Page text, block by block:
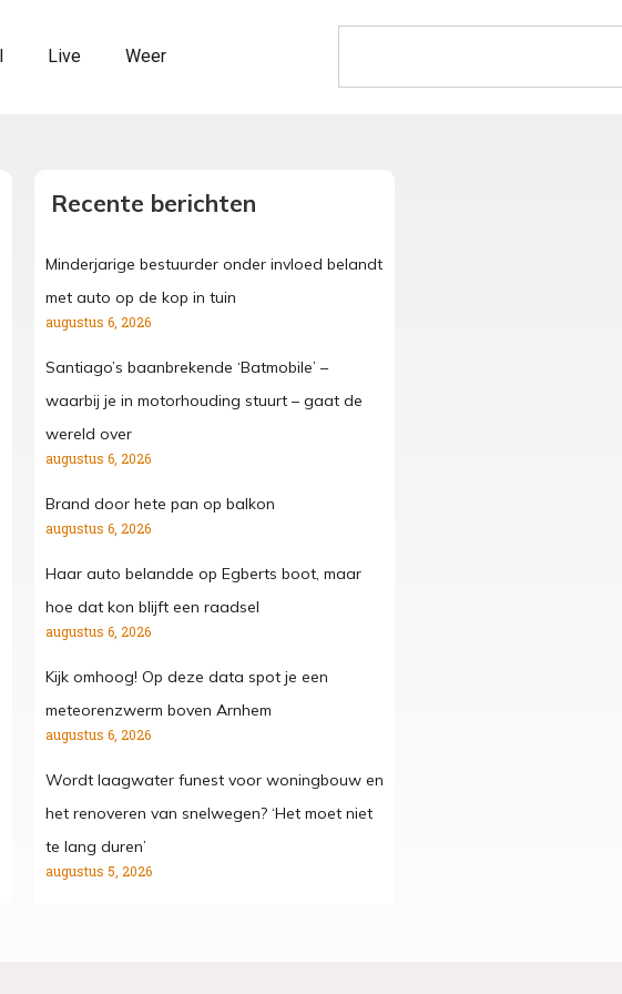
Live Weer
Recente berichten
Minderjarige bestuurder onder invloed belandt
met auto op de kop in tuin
augustus 6, 2026
Santiago’s baanbrekende ‘Batmobile’ –
waarbij je in motorhouding stuurt – gaat de
wereld over
augustus 6, 2026
Brand door hete pan op balkon
augustus 6, 2026
Haar auto belandde op Egberts boot, maar
hoe dat kon blijft een raadsel
augustus 6, 2026
Kijk omhoog! Op deze data spot je een
meteorenzwerm boven Arnhem
augustus 6, 2026
Wordt laagwater funest voor woningbouw en
het renoveren van snelwegen? ‘Het moet niet
te lang duren’
augustus 5, 2026